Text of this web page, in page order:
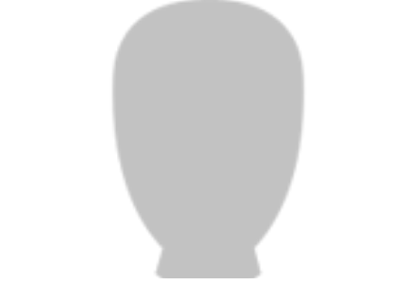
لو لم تتضمن الرواية ذلك المشهد المتعلق بعنوانها لظل
اختيار العنوان مبدعا ومتوافقا مع احداث الرواية .
فمن ابداع الى ابداع نعبر الى اعماق الرواية ببطء شديد ،
الفصول الأولى ثقيلة فالأحداث فيها قد تبدو مبهمة ، او قل
متراقصة على انغام الأوكورديون فانت فعليا وانت تقرأ
تشعر أحيانا بموسيقى في خلفية النص وهذا ابداع آخر